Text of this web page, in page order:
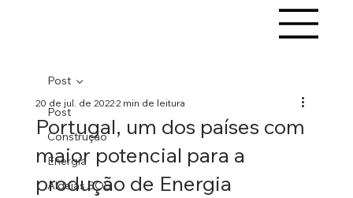
Post
Construção
Energia
Aldeias SOS
Post
Portugal, um dos países com
maior potencial para a
produção de Energia
20 de jul. de 20222 min de leitura